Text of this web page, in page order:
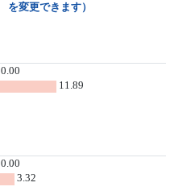
を変更できます）
0.00
11.89
0.00
3.32